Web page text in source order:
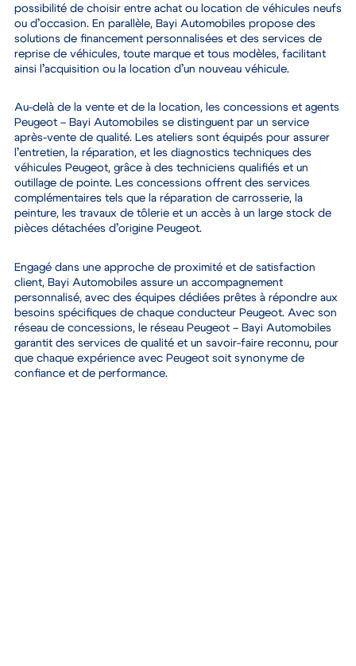
possibilité de choisir entre achat ou location de véhicules neufs
ou d’occasion. En parallèle, Bayi Automobiles propose des
solutions de financement personnalisées et des services de
reprise de véhicules, toute marque et tous modèles, facilitant
ainsi l’acquisition ou la location d’un nouveau véhicule.
Au-delà de la vente et de la location, les concessions et agents
Peugeot – Bayi Automobiles se distinguent par un service
après-vente de qualité. Les ateliers sont équipés pour assurer
l’entretien, la réparation, et les diagnostics techniques des
véhicules Peugeot, grâce à des techniciens qualifiés et un
outillage de pointe. Les concessions offrent des services
complémentaires tels que la réparation de carrosserie, la
peinture, les travaux de tôlerie et un accès à un large stock de
pièces détachées d’origine Peugeot.
Engagé dans une approche de proximité et de satisfaction
client, Bayi Automobiles assure un accompagnement
personnalisé, avec des équipes dédiées prêtes à répondre aux
besoins spécifiques de chaque conducteur Peugeot. Avec son
réseau de concessions, le réseau Peugeot – Bayi Automobiles
garantit des services de qualité et un savoir-faire reconnu, pour
que chaque expérience avec Peugeot soit synonyme de
confiance et de performance.